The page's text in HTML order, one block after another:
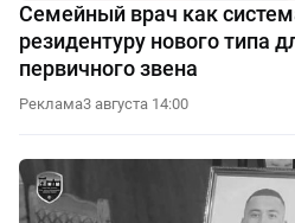
Семейный врач как
резидентуру нового типа
первичного звена
Реклама3 августа 14:00